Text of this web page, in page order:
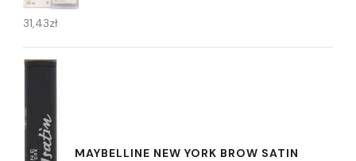
31,43zł
MAYBELLINE NEW YORK BROW SATIN